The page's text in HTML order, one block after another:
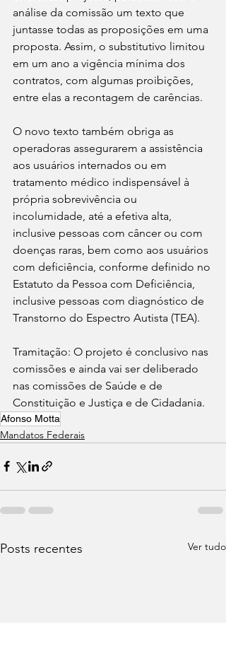
análise da comissão um texto que
juntasse todas as proposições em uma
proposta. Assim, o substitutivo limitou
em um ano a vigência mínima dos
contratos, com algumas proibições,
entre elas a recontagem de carências.
O novo texto também obriga as
operadoras assegurarem a assistência
aos usuários internados ou em
tratamento médico indispensável à
própria sobrevivência ou
incolumidade, até a efetiva alta,
inclusive pessoas com câncer ou com
doenças raras, bem como aos usuários
com deficiência, conforme definido no
Estatuto da Pessoa com Deficiência,
inclusive pessoas com diagnóstico de
Transtorno do Espectro Autista (TEA).
Tramitação: O projeto é conclusivo nas
comissões e ainda vai ser deliberado
nas comissões de Saúde e de
Constituição e Justiça e de Cidadania.
Afonso Motta
Mandatos Federais
Posts recentes Ver tudo